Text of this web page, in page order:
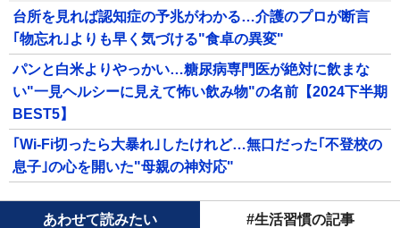
台所を見れば認知症の予兆がわかる…介護のプロが断言
｢物忘れ｣よりも早く気づける"食卓の異変"
パンと白米よりやっかい…糖尿病専門医が絶対に飲まな
い"一見ヘルシーに見えて怖い飲み物"の名前【2024下半期
BEST5】
｢Wi-Fi切ったら大暴れ｣したけれど…無口だった｢不登校の
息子｣の心を開いた"母親の神対応"
あわせて読みたい #生活習慣の記事